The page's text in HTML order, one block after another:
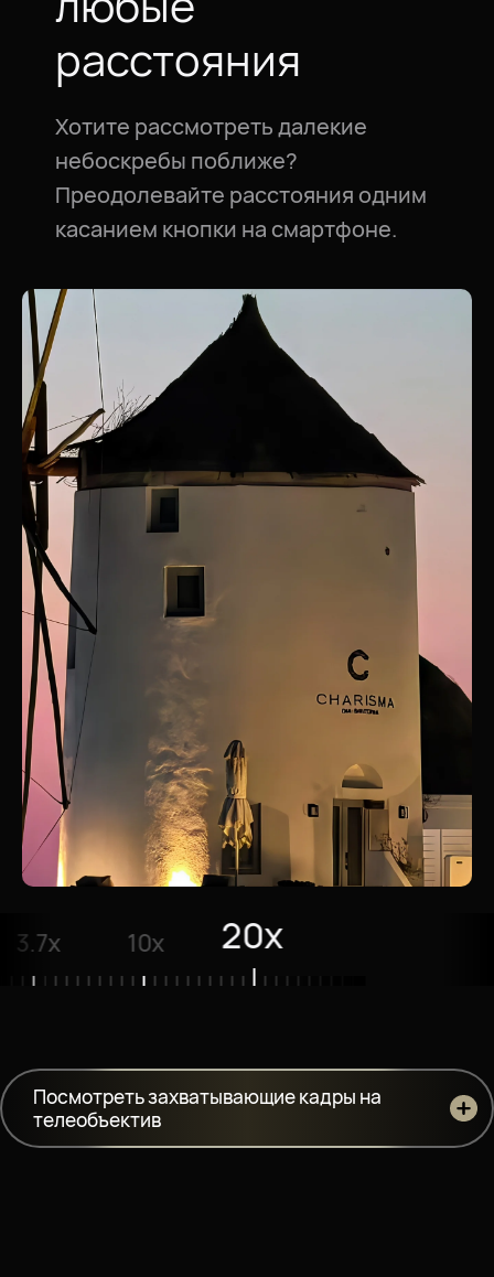
расстояния
Хотите рассмотреть далекие
небоскребы поближе?
Преодолевайте расстояния одним
касанием кнопки на смартфоне.
3.7x 10x 20x
Посмотреть захватывающие кадры на
телеобъектив